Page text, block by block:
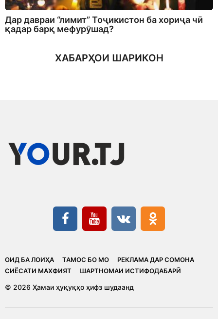
Дар давраи “лимит” Тоҷикистон ба хориҷа чӣ
қадар барқ мефурӯшад?
ХАБАРҲОИ ШАРИКОН
ОИД БА ЛОИҲА ТАМОС БО МО
РЕКЛАМА ДАР СОМОНА
CИЁСАТИ МАХФИЯТ
ШАРТНОМАИ ИСТИФОДАБАРӢ
© 2026 Ҳамаи ҳуқуқҳо ҳифз шудаанд